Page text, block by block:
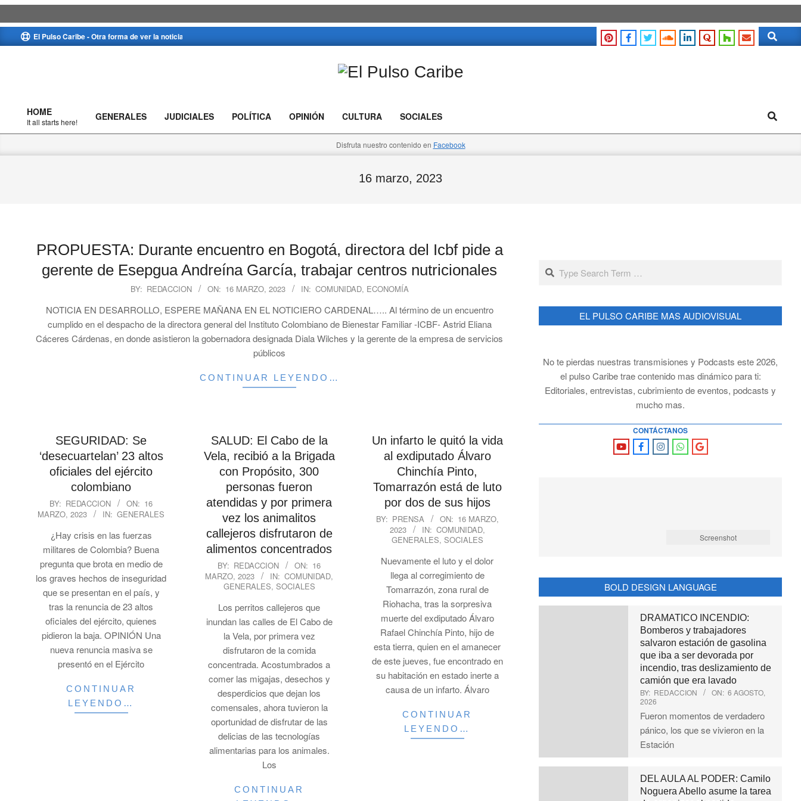
to
El Pulso Caribe - Otra forma de ver la noticia Search
Caribe
Primary
Navigation
HOME
It all starts here! GENERALES JUDICIALES POLÍTICA OPINIÓN CULTURA SOCIALES Search
Disfruta nuestro contenido en Facebook
16 marzo, 2023
PROPUESTA: Durante encuentro en Bogotá, directora del Icbf pide a
gerente de Esepgua Andreína García, trabajar centros nutricionales
BY: REDACCION ON: 16 MARZO, 2023 IN: COMUNIDAD, ECONOMÍA
NOTICIA EN DESARROLLO, ESPERE MAÑANA EN EL NOTICIERO CARDENAL….. Al término de un encuentro
cumplido en el despacho de la directora general del Instituto Colombiano de Bienestar Familiar -ICBF- Astrid Eliana
Cáceres Cárdenas, en donde asistieron la gobernadora designada Diala Wilches y la gerente de la empresa de servicios
públicos
CONTINUAR LEYENDO…
SEGURIDAD: Se
‘desecuartelan’ 23 altos
oficiales del ejército
colombiano
2023-
03-
BY: REDACCION ON: 16
MARZO, 2023
IN: GENERALES
¿Hay crisis en las fuerzas
militares de Colombia? Buena
pregunta que brota en medio de
los graves hechos de inseguridad
que se presentan en el país, y
tras la renuncia de 23 altos
oficiales del ejército, quienes
pidieron la baja. OPINIÓN Una
nueva renuncia masiva se
presentó en el Ejército
CONTINUAR
LEYENDO…
SALUD: El Cabo de la
Vela, recibió a la Brigada
con Propósito, 300
personas fueron
atendidas y por primera
vez los animalitos
callejeros disfrutaron de
alimentos concentrados
2023-
03-
BY: REDACCION ON: 16
MARZO, 2023
IN: COMUNIDAD,
GENERALES, SOCIALES
Los perritos callejeros que
inundan las calles de El Cabo de
la Vela, por primera vez
disfrutaron de la comida
concentrada. Acostumbrados a
comer las migajas, desechos y
desperdicios que dejan los
comensales, ahora tuvieron la
oportunidad de disfrutar de las
delicias de las tecnologías
alimentarias para los animales.
Los
CONTINUAR
Un infarto le quitó la vida
al exdiputado Álvaro
Chinchía Pinto,
Tomarrazón está de luto
por dos de sus hijos
2023-
BY: PRENSA ON: 16 MARZO,
2023
IN: COMUNIDAD,
GENERALES, SOCIALES
Nuevamente el luto y el dolor
llega al corregimiento de
Tomarrazón, zona rural de
Riohacha, tras la sorpresiva
muerte del exdiputado Álvaro
Rafael Chinchía Pinto, hijo de
esta tierra, quien en el amanecer
de este jueves, fue encontrado en
su habitación en estado inerte a
causa de un infarto. Álvaro
CONTINUAR
LEYENDO…
Search
EL PULSO CARIBE MAS AUDIOVISUAL
No te pierdas nuestras transmisiones y Podcasts este 2026,
el pulso Caribe trae contenido mas dinámico para ti:
Editoriales, entrevistas, cubrimiento de eventos, podcasts y
mucho mas.
CONTÁCTANOS
Screenshot
BOLD DESIGN LANGUAGE
DRAMATICO INCENDIO:
Bomberos y trabajadores
salvaron estación de gasolina
que iba a ser devorada por
incendio, tras deslizamiento de
camión que era lavado
BY: REDACCION ON: 6 AGOSTO,
2026
Fueron momentos de verdadero
pánico, los que se vivieron en la
Estación
DEL AULA AL PODER: Camilo
Noguera Abello asume la tarea